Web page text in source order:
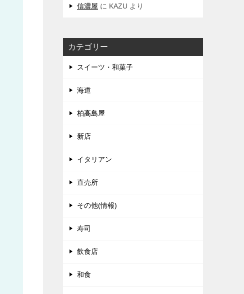
信濃屋 に KAZU より
カテゴリー
スイーツ・和菓子
海道
柏高島屋
新店
イタリアン
直売所
その他(情報)
寿司
飲食店
和食